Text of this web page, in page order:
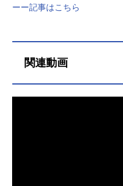
ーー記事はこちら
関連動画